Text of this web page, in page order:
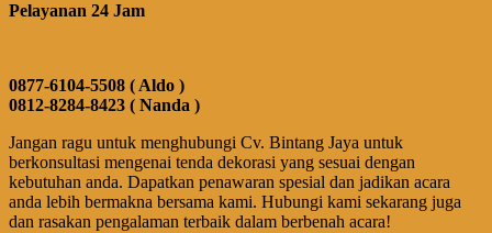
Pelayanan 24 Jam
0877-6104-5508 ( Aldo )
0812-8284-8423 ( Nanda )
Jangan ragu untuk menghubungi Cv. Bintang Jaya untuk
berkonsultasi mengenai tenda dekorasi yang sesuai dengan
kebutuhan anda. Dapatkan penawaran spesial dan jadikan acara
anda lebih bermakna bersama kami. Hubungi kami sekarang juga
dan rasakan pengalaman terbaik dalam berbenah acara!